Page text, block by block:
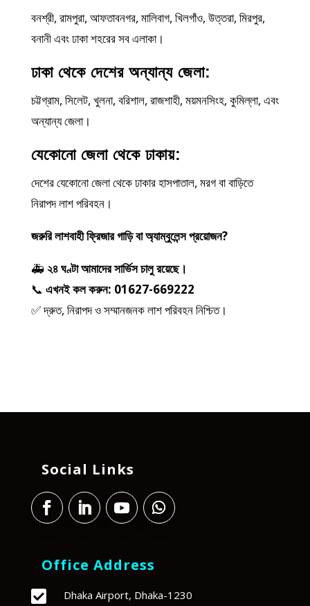
বনশ্রী, রামপুরা, আফতাবনগর, মালিবাগ, খিলগাঁও, উত্তরা, মিরপুর,
বনানী এবং ঢাকা শহরের সব এলাকা।
ঢাকা থেকে দেশের অন্যান্য জেলা:
চট্টগ্রাম, সিলেট, খুলনা, বরিশাল, রাজশাহী, ময়মনসিংহ, কুমিল্লা, এবং
অন্যান্য জেলা।
যেকোনো জেলা থেকে ঢাকায়:
দেশের যেকোনো জেলা থেকে ঢাকার হাসপাতাল, মরগ বা বাড়িতে
নিরাপদ লাশ পরিবহন।
জরুরি লাশবাহী ফ্রিজার গাড়ি বা অ্যাম্বুলেন্স প্রয়োজন?
🚑২৪ ঘণ্টা আমাদের সার্ভিস চালু রয়েছে।
📞 এখনই কল করুন: 01627-669222
✅ দ্রুত, নিরাপদ ও সম্মানজনক লাশ পরিবহন নিশ্চিত।
Social Links
Office Address
 Dhaka Airport, Dhaka-1230